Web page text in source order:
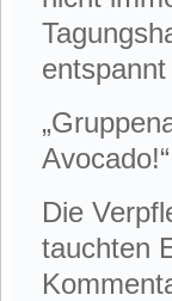
Avocado!“
Die
tauchten